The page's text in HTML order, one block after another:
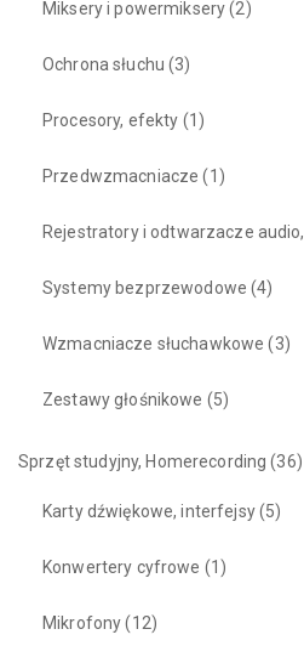
Miksery i powermiksery(2)
Ochrona słuchu (3)
Procesory, efekty (1)
Przedwzmacniacze (1)
Rejestratory i odtwarzacze
Systemy bezprzewodowe (4)
Wzmacniacze słuchawkowe (3)
Zestawy głośnikowe (5)
Sprzęt studyjny, Homerecording (36)
Karty dźwiękowe, interfejsy(5)
Konwertery cyfrowe (1)
Mikrofony(12)